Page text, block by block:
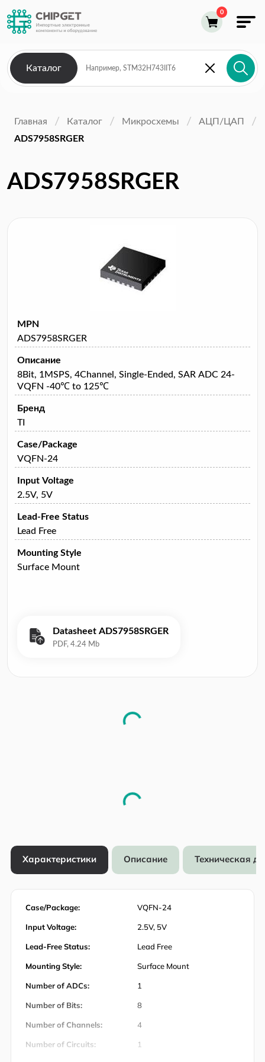
Каталог
Главная Каталог Микросхемы
АЦП/ЦАП
ADS7958SRGER
ADS7958SRGER
MPN
ADS7958SRGER
Описание
8Bit, 1MSPS, 4Channel, Single-Ended, SAR ADC 24-
VQFN -40℃ to 125℃
Бренд
TI
Case/Package
VQFN-24
Input Voltage
2.5V, 5V
Lead-Free Status
Lead Free
Mounting Style
Surface Mount
Datasheet ADS7958SRGER
Характеристики Описание Техническая
Case/Package: VQFN-24
Input Voltage: 2.5V, 5V
Lead-Free Status: Lead Free
Mounting Style: Surface Mount
Number of ADCs: 1
Number of Bits: 8
Number of Channels: 4
Number of Circuits: 1